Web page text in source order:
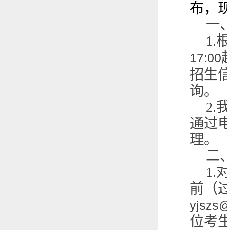
布，
一
1.
17:00
招生
询。
2.
通过
理。
二
1.
前（
位考